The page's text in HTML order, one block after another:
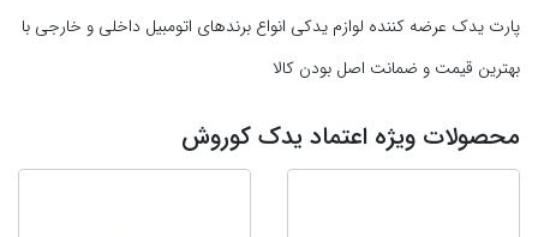
پارت یدک عرضه کننده لوازم یدکی انواع برندهای اتومبیل داخلی و خارجی با
بهترین قیمت و ضمانت اصل بودن کالا
محصولات ویژه اعتماد یدک کوروش